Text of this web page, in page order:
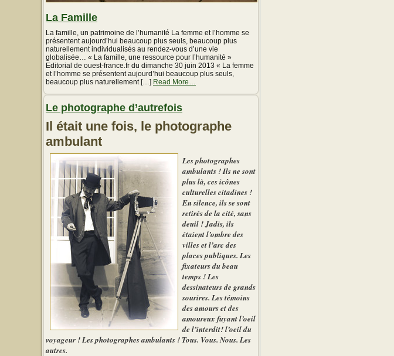
La Famille
La famille, un patrimoine de l’humanité La femme et l’homme se
présentent aujourd’hui beaucoup plus seuls, beaucoup plus
naturellement individualisés au rendez-vous d’une vie
globalisée… « La famille, une ressource pour l’humanité »
Editorial de ouest-france.fr du dimanche 30 juin 2013 « La femme
et l’homme se présentent aujourd’hui beaucoup plus seuls,
beaucoup plus naturellement […] Read More
table
durant
le
Conseils
d’un
nutritionniste »
…
Le photographe d’autrefois
Il était une fois, le photographe
ambulant
Les photographes
ambulants ! Ils ne sont
plus là, ces icônes
culturelles citadines !
En silence, ils se sont
retirés de la cité, sans
deuil ! Jadis, ils
étaient l’ombre des
villes et l’arc des
places publiques. Les
fixateurs du beau
temps ! Les
dessinateurs de grands
sourires. Les témoins
des amours et des
amoureux fuyant l’oeil
de l’interdit! l’oeil du
voyageur ! Les photographes ambulants ! Tous. Vous. Nous. Les
autres.